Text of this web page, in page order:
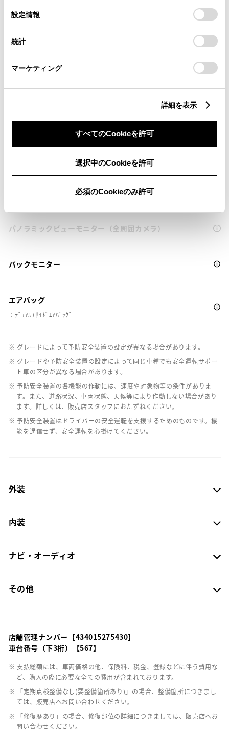
デバイスにすべてのCookie(クッキー)が保存されることに同
意したことになります。Cookie(クッキー)のオプトアウト、
設定の変更、同意を撤回したりするにあたっては、当社の
「Cookie（クッキー）情報の取り扱いについて
」をご覧くだ
設定情報
統計
マーケティング
詳細を表示
すべてのCookieを許可
選択中のCookieを許可
必須のCookieのみ許可
クルーズコントロール
ペダル踏み間違い急発進抑制装置
ｲﾝﾃﾘｼﾞｪﾝﾄｸﾘｱﾗﾝｽｿﾅｰ・ｽﾏｰﾄｱｼｽﾄ
パノラミックビューモニター（全周囲カメラ）
バックモニター
エアバッグ
：ﾃﾞｭｱﾙ+ｻｲﾄﾞｴｱﾊﾞｯｸﾞ
※ グレードによって予防安全装置の設定が異なる場合があります。
※ グレードや予防安全装置の設定によって同じ車種でも安全運転サポー
ト車の区分が異なる場合があります。
※ 予防安全装置の各機能の作動には、速度や対象物等の条件がありま
す。また、道路状況、車両状態、天候等により作動しない場合があり
ます。詳しくは、販売店スタッフにおたずねください。
※ 予防安全装置はドライバーの安全運転を支援するためのものです。機
能を過信せず、安全運転を心掛けてください。
外装
内装
ナビ・オーディオ
その他
店舗管理ナンバー【434015275430】
車台番号（下3桁）【567】
※ 支払総額には、車両価格の他、保険料、税金、登録などに伴う費用な
ど、購入の際に必要な全ての費用が含まれております。
※ 「定期点検整備なし(要整備箇所あり)」の場合、整備箇所につきまし
ては、販売店へお問い合わせください。
※ 「修復歴あり」の場合、修復部位の詳細につきましては、販売店へお
問い合わせください。